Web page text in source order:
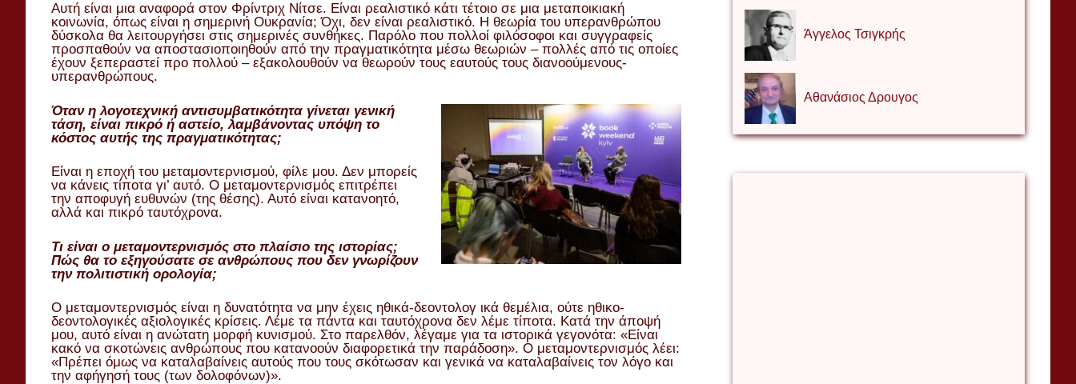
Αυτή είναι μια αναφορά στον Φρίντριχ Νίτσε. Είναι ρεαλιστικό κάτι τέτοιο σε μια μεταποικιακή
κοινωνία, όπως είναι η σημερινή Ουκρανία; Όχι, δεν είναι ρεαλιστικό. Η θεωρία του υπερανθρώπου
δύσκολα θα λειτουργήσει στις σημερινές συνθήκες. Παρόλο που πολλοί φιλόσοφοι και συγγραφείς
προσπαθούν να αποστασιοποιηθούν από την πραγματικότητα μέσω θεωριών – πολλές από τις οποίες
έχουν ξεπεραστεί προ πολλού – εξακολουθούν να θεωρούν τους εαυτούς τους διανοούμενους-
υπερανθρώπους.
Όταν η λογοτεχνική αντισυμβατικότητα γίνεται γενική
τάση, είναι πικρό ή αστείο, λαμβάνοντας υπόψη το
κόστος αυτής της πραγματικότητας;
Είναι η εποχή του μεταμοντερνισμού, φίλε μου. Δεν μπορείς
να κάνεις τίποτα γι’ αυτό. Ο μεταμοντερνισμός επιτρέπει
την αποφυγή ευθυνών (της θέσης). Αυτό είναι κατανοητό,
αλλά και πικρό ταυτόχρονα.
Τι είναι ο μεταμοντερνισμός στο πλαίσιο της ιστορίας;
Πώς θα το εξηγούσατε σε ανθρώπους που δεν γνωρίζουν
την πολιτιστική ορολογία;
Ο μεταμοντερνισμός είναι η δυνατότητα να μην έχεις ηθικά-δεοντολογ ικά θεμέλια, ούτε ηθικο-
δεοντολογικές αξιολογικές κρίσεις. Λέμε τα πάντα και ταυτόχρονα δεν λέμε τίποτα. Κατά την άποψή
μου, αυτό είναι η ανώτατη μορφή κυνισμού. Στο παρελθόν, λέγαμε για τα ιστορικά γεγονότα: «Είναι
κακό να σκοτώνεις ανθρώπους που κατανοούν διαφορετικά την παράδοση». Ο μεταμοντερνισμός λέει:
«Πρέπει όμως να καταλαβαίνεις αυτούς που τους σκότωσαν και γενικά να καταλαβαίνεις τον λόγο και
την αφήγησή τους (των δολοφόνων)».
Άγγελος Τσιγκρής
Αθανάσιος Δρουγος